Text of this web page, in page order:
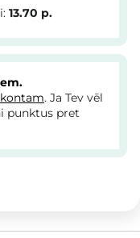
13.70 p.
. Ja Tev vēl
punktus pret